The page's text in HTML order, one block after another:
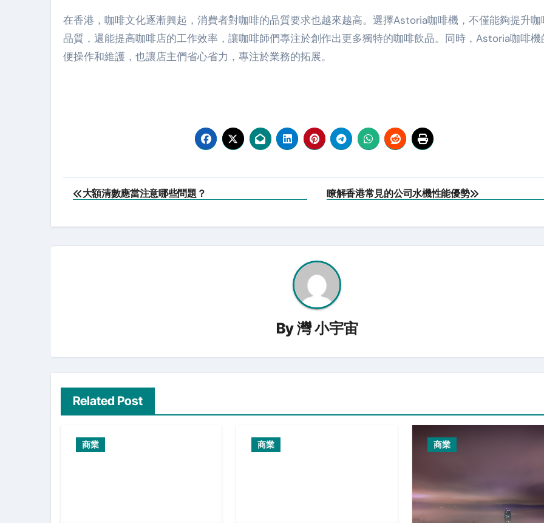
在香港，咖啡文化逐漸興起，消費者對咖啡的品質要求也越來越高。選擇Astoria咖啡機，不僅能夠提升咖
品質，還能提高咖啡店的工作效率，讓咖啡師們專注於創作出更多獨特的咖啡飲品。同時，Astoria咖啡機
便操作和維護，也讓店主們省心省力，專注於業務的拓展。
Post
大額清數應當注意哪些問題？ 瞭解香港常見的公司水機性能優勢
By灣 小宇宙
Related Post
商業 商業 商業